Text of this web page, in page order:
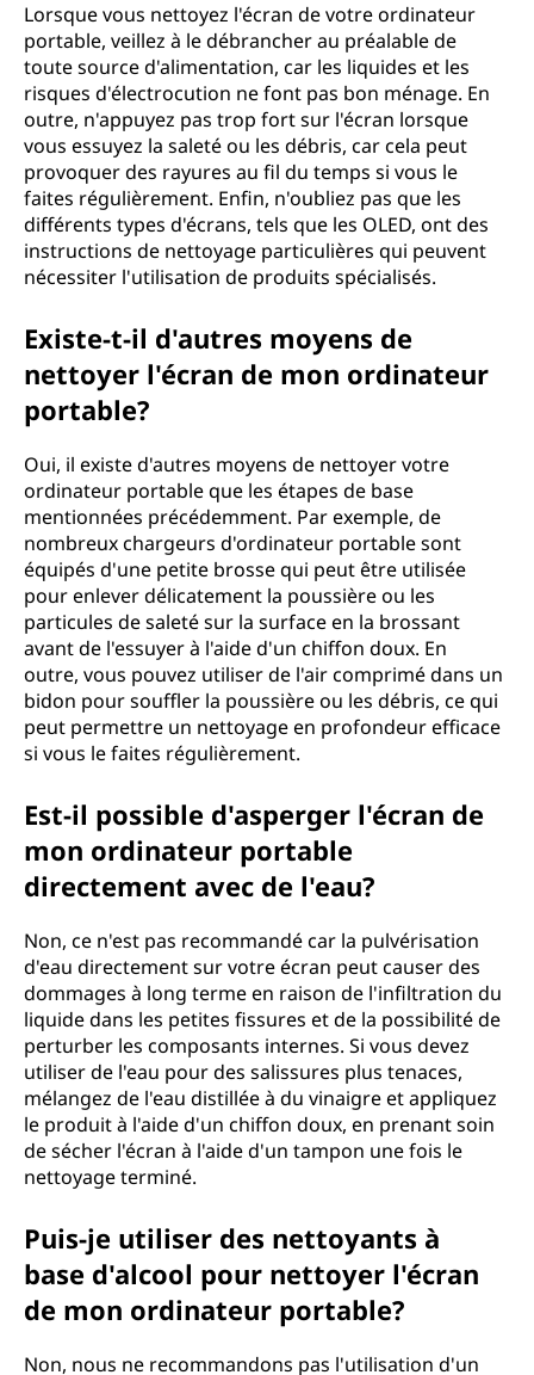
Lorsque vous nettoyez l'écran de votre ordinateur
portable, veillez à le débrancher au préalable de
toute source d'alimentation, car les liquides et les
risques d'électrocution ne font pas bon ménage. En
outre, n'appuyez pas trop fort sur l'écran lorsque
vous essuyez la saleté ou les débris, car cela peut
provoquer des rayures au fil du temps si vous le
faites régulièrement. Enfin, n'oubliez pas que les
différents types d'écrans, tels que les OLED, ont des
instructions de nettoyage particulières qui peuvent
nécessiter l'utilisation de produits spécialisés.
Existe-t-il d'autres moyens de
nettoyer l'écran de mon ordinateur
portable?
Oui, il existe d'autres moyens de nettoyer votre
ordinateur portable que les étapes de base
mentionnées précédemment. Par exemple, de
nombreux chargeurs d'ordinateur portable sont
équipés d'une petite brosse qui peut être utilisée
pour enlever délicatement la poussière ou les
particules de saleté sur la surface en la brossant
avant de l'essuyer à l'aide d'un chiffon doux. En
outre, vous pouvez utiliser de l'air comprimé dans un
bidon pour souffler la poussière ou les débris, ce qui
peut permettre un nettoyage en profondeur efficace
si vous le faites régulièrement.
Est-il possible d'asperger l'écran de
mon ordinateur portable
directement avec de l'eau?
Non, ce n'est pas recommandé car la pulvérisation
d'eau directement sur votre écran peut causer des
dommages à long terme en raison de l'infiltration du
liquide dans les petites fissures et de la possibilité de
perturber les composants internes. Si vous devez
utiliser de l'eau pour des salissures plus tenaces,
mélangez de l'eau distillée à du vinaigre et appliquez
le produit à l'aide d'un chiffon doux, en prenant soin
de sécher l'écran à l'aide d'un tampon une fois le
nettoyage terminé.
Puis-je utiliser des nettoyants à
base d'alcool pour nettoyer l'écran
de mon ordinateur portable?
Non, nous ne recommandons pas l'utilisation d'un